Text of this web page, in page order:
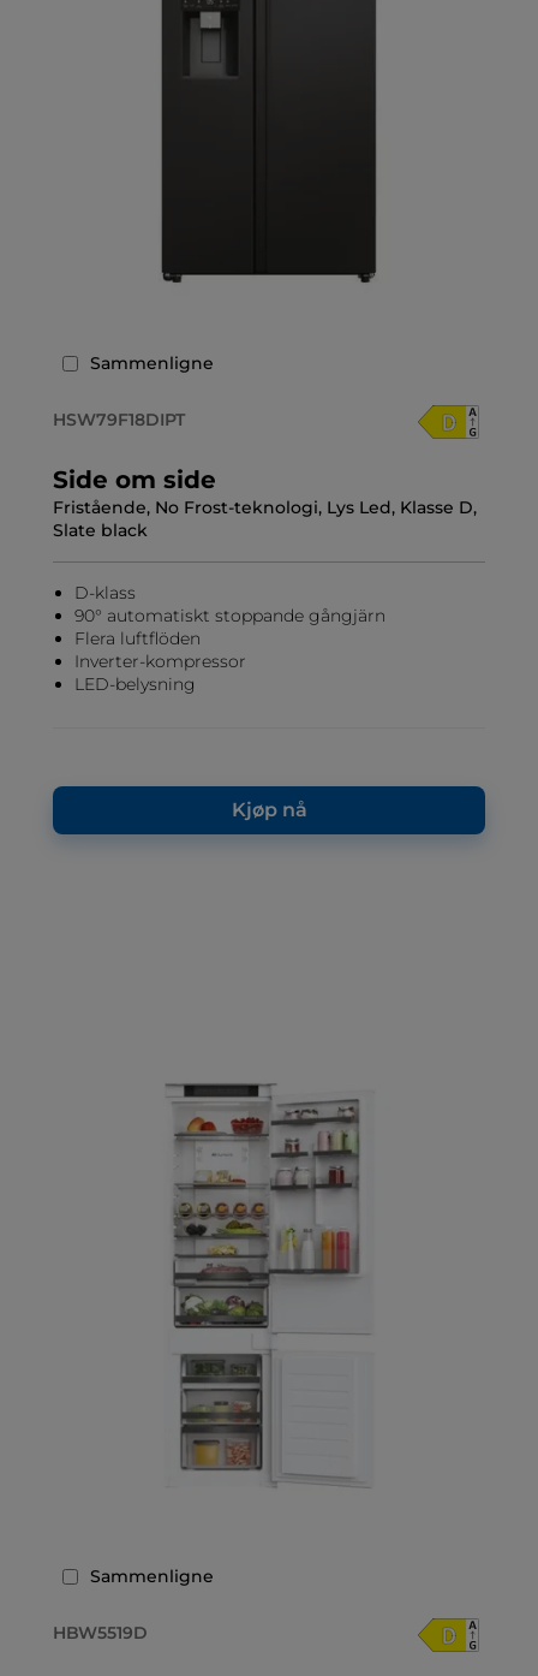
Sammenligne
HSW79F18DIPT
Side om side
Fristående, No Frost-teknologi, Lys Led, Klasse D,
Slate black
D-klass
90° automatiskt stoppande gångjärn
Flera luftflöden
Inverter-kompressor
LED-belysning
Kjøp nå
Sammenligne
HBW5519D